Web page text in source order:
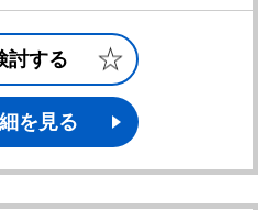
討する
を見る